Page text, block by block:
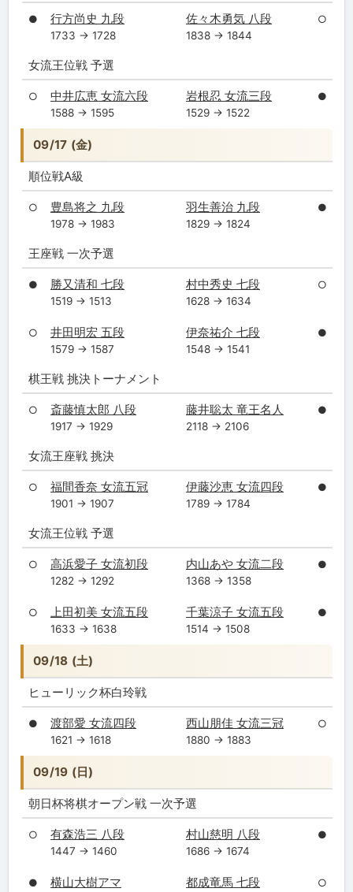
● 行方尚史 九段
1733 → 1728
佐々木勇気 八段
1838 → 1844
○
女流王位戦 予選
○ 中井広恵 女流六段
1588 → 1595
岩根忍 女流三段
1529 → 1522
●
09/17 (金)
順位戦A級
○ 豊島将之 九段
1978 → 1983
羽生善治 九段
1829 → 1824
●
王座戦 一次予選
● 勝又清和 七段
1519 → 1513
村中秀史 七段
1628 → 1634
○
○ 井田明宏 五段
1579 → 1587
伊奈祐介 七段
1548 → 1541
●
棋王戦 挑決トーナメント
○ 斎藤慎太郎 八段
1917 → 1929
藤井聡太 竜王名人
2118 → 2106
●
女流王座戦 挑決
○ 福間香奈 女流五冠
1901 → 1907
伊藤沙恵 女流四段
1789 → 1784
●
女流王位戦 予選
○ 高浜愛子 女流初段
1282 → 1292
内山あや 女流二段
1368 → 1358
●
○ 上田初美 女流五段
1633 → 1638
千葉涼子 女流五段
1514 → 1508
●
09/18 (土)
ヒューリック杯白玲戦
● 渡部愛 女流四段
1621 → 1618
西山朋佳 女流三冠
1880 → 1883
○
09/19 (日)
朝日杯将棋オープン戦 一次予選
○ 有森浩三 八段
1447 → 1460
村山慈明 八段
1686 → 1674
●
● 横山大樹アマ 都成竜馬 七段 ○